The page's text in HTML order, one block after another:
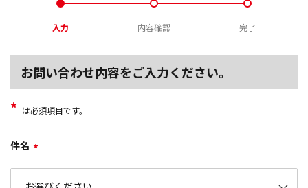
入力 内容確認 完了
お問い合わせ内容をご入力ください。
* は必須項目です。
件名 *